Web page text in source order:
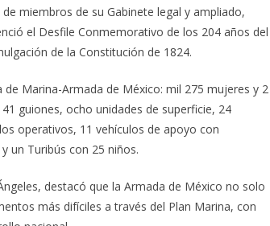
miembros de su Gabinete legal y ampliado,
el Desfile Conmemorativo de los 204 años del
de la Constitución de 1824.
Marina-Armada de México: mil 275 mujeres y 2
guiones, ocho unidades de superficie, 24
operativos, 11 vehículos de apoyo con
un Turibús con 25 niños.
destacó que la Armada de México no solo
más difíciles a través del Plan Marina, con